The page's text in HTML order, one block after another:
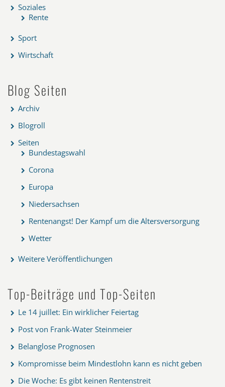
Soziales
Rente
Sport
Wirtschaft
Blog Seiten
Archiv
Blogroll
Seiten
Bundestagswahl
Corona
Europa
Niedersachsen
Rentenangst! Der Kampf um die Altersversorgung
Wetter
Weitere Veröffentlichungen
Top-Beiträge und Top-Seiten
Le 14 juillet: Ein wirklicher Feiertag
Post von Frank-Water Steinmeier
Belanglose Prognosen
Kompromisse beim Mindestlohn kann es nicht geben
Die Woche: Es gibt keinen Rentenstreit